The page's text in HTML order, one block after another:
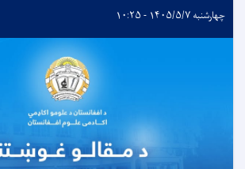
چهارشنبه ۱۴۰۵/۵/۷ - ۱۰:۲۵